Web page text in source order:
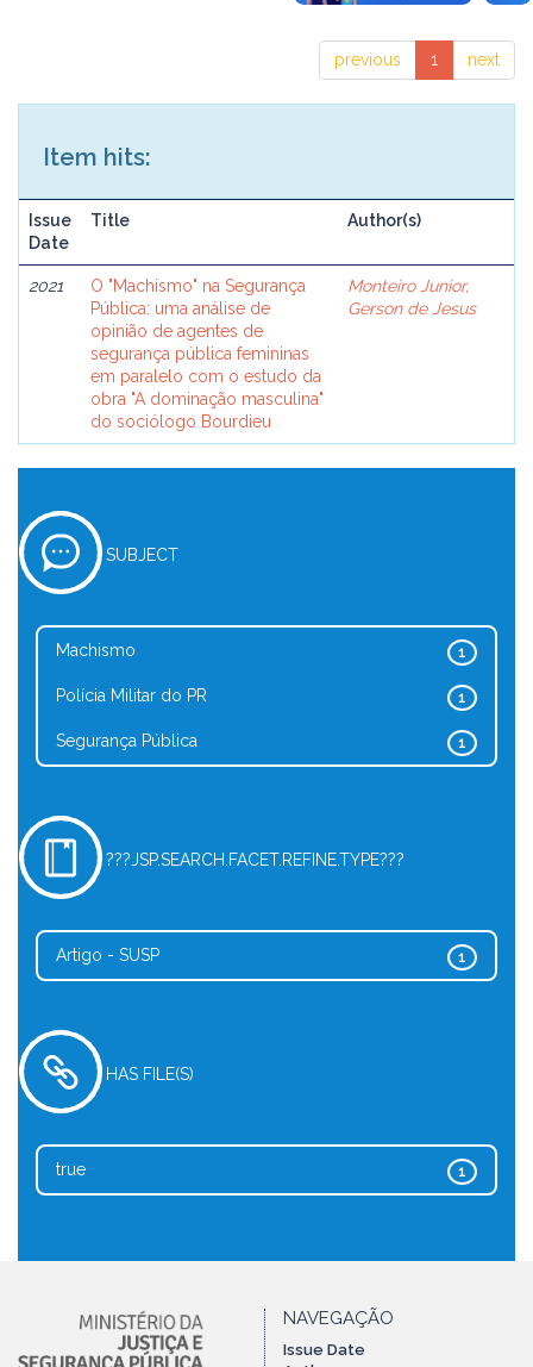
previous 1 next
Item hits:
Issue
Date
Title Author(s)
2021
O "Machismo" na Segurança
Pública: uma análise de
opinião de agentes de
segurança pública femininas
em paralelo com o estudo da
obra "A dominação masculina"
do sociólogo Bourdieu
Monteiro Junior,
Gerson de Jesus
SUBJECT
1
Machismo
1
Polícia Militar do PR
1
Segurança Pública
???JSP.SEARCH.FACET.REFINE.TYPE???
1
Artigo - SUSP
HAS FILE(S)
1
true
NAVEGAÇÃO
Issue Date